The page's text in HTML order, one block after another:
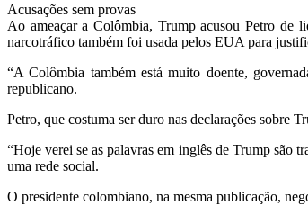
Acusações sem provas
Ao ameaçar a Colômbia, Trump acusou Petro de
narcotráfico também foi usada pelos EUA para
“A Colômbia também está muito doente,
republicano.
Petro, que costuma ser duro nas declarações sobre
“Hoje verei se as palavras em inglês de Trump são
uma rede social.
O presidente colombiano, na mesma publicação,